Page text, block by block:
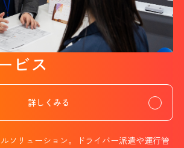
ビス
詳しくみる
ソリューション。ドライバー派遣や運行管